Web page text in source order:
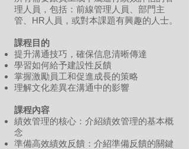
理人員，包括：前線管理人員、部門主
管、HR人員，或對本課題有興趣的人士。
課程目的
提升溝通技巧，確保信息清晰傳達
學習如何給予建設性反饋
掌握激勵員工和促進成長的策略
理解文化差異在溝通中的影響
課程內容
績效管理的核心：介紹績效管理的基本概
念
準備高效績效反饋：介紹準備反饋的關鍵